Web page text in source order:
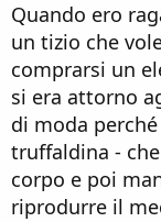
Quando ero
un tizio che
comprarsi un
si era attorno
di moda
truffaldina -
corpo e poi
riprodurre il